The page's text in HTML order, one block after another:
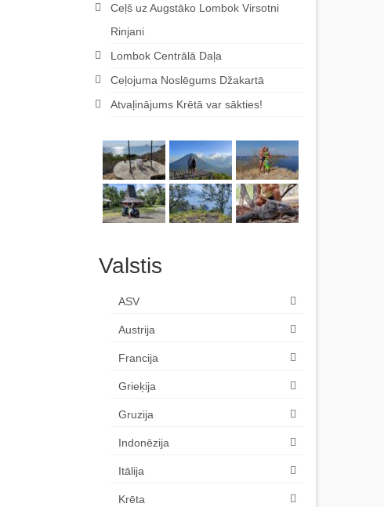
Ceļš uz Augstāko Lombok Virsotni
Rinjani
Lombok Centrālā Daļa
Ceļojuma Noslēgums Džakartā
Atvaļinājums Krētā var sākties!
Valstis
ASV
Austrija
Francija
Grieķija
Gruzija
Indonēzija
Itālija
Krēta